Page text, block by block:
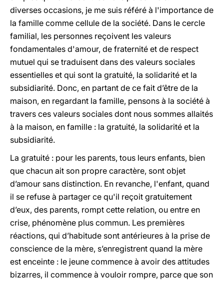
diverses occasions, je me suis référé à l'importance de
la famille comme cellule de la société. Dans le cercle
familial, les personnes reçoivent les valeurs
fondamentales d'amour, de fraternité et de respect
mutuel qui se traduisent dans des valeurs sociales
essentielles et qui sont la gratuité, la solidarité et la
subsidiarité. Donc, en partant de ce fait d’être de la
maison, en regardant la famille, pensons à la société à
travers ces valeurs sociales dont nous sommes allaités
à la maison, en famille : la gratuité, la solidarité et la
subsidiarité.
La gratuité : pour les parents, tous leurs enfants, bien
que chacun ait son propre caractère, sont objet
d’amour sans distinction. En revanche, l'enfant, quand
il se refuse à partager ce qu'il reçoit gratuitement
d’eux, des parents, rompt cette relation, ou entre en
crise, phénomène plus commun. Les premières
réactions, qui d’habitude sont antérieures à la prise de
conscience de la mère, s’enregistrent quand la mère
est enceinte : le jeune commence à avoir des attitudes
bizarres, il commence à vouloir rompre, parce que son